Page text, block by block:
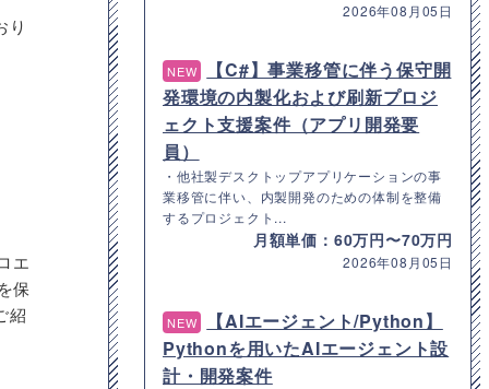
り
エ
保
紹
2026年08月05日
NEW
【C#】事業移管に伴う保守開
発環境の内製化および刷新プロジ
ェクト支援案件（アプリ開発要
員）
・他社製デスクトップアプリケーションの事
業移管に伴い、内製開発のための体制を整備
するプロジェクト...
月額単価：60万円〜70万円
2026年08月05日
NEW
【AIエージェント/Python】
Pythonを用いたAIエージェント設
計・開発案件